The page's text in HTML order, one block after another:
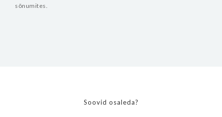
sõnumites.
Soovid osaleda?